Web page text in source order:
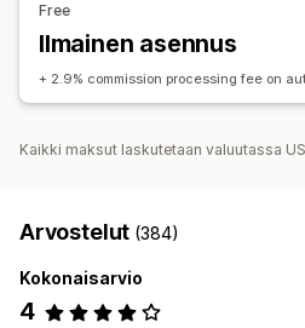
Kumppanikokemus
Sivun luominen Mukautettu
Mukautetut linkit ja alennukset
Automaattiset maksut Ajastetut
Free
Ilmainen asennus
+ 2.9% commission processing fee on
Kaikki maksut laskutetaan valuutassa
Arvostelut (384)
Kokonaisarvio
4